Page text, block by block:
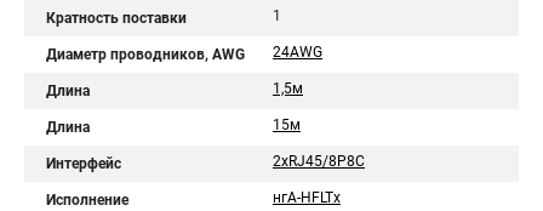
Кратность поставки 1
Диаметр проводников, AWG 24AWG
Длина 1,5м
Длина 15м
Интерфейс 2хRJ45/8P8C
Исполнение нгА-HFLTx